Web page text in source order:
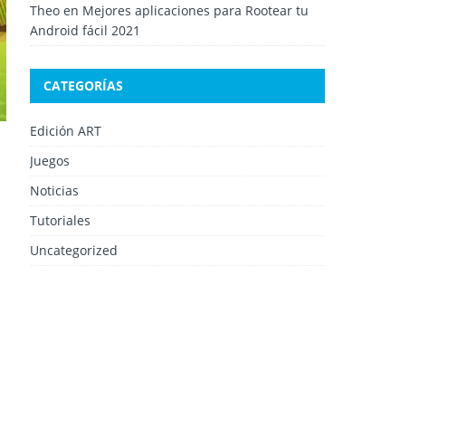
Theoen Mejores aplicaciones para Rootear tu
Android fácil 2021
CATEGORÍAS
Edición ART
Juegos
Noticias
Tutoriales
Uncategorized